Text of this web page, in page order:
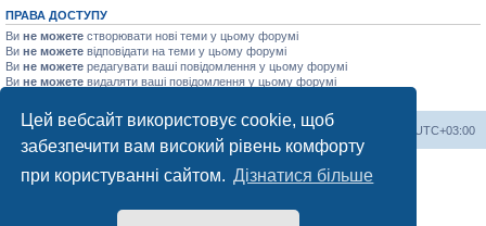
Цей вебсайт використовує cookie, щоб
забезпечити вам високий рівень комфорту
при користуванні сайтом. Дізнатися більше
ПРАВА ДОСТУПУ
Ви не можете створювати нові теми у цьому форумі
Ви не можете відповідати на теми у цьому форумі
Ви не можете редагувати ваші повідомлення у цьому форумі
Ви не можете видаляти ваші повідомлення у цьому форумі
Херсонський форум UTC+03:00
Команда
Працює на phpBB® Forum Software © phpBB Limited
Конфіденційність